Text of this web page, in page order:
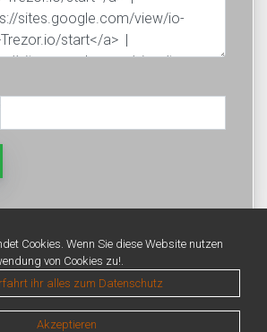
Cookies. Wenn Sie diese Website nutzen
von Cookies zu!.
ihr alles zum Datenschutz
Akzeptieren